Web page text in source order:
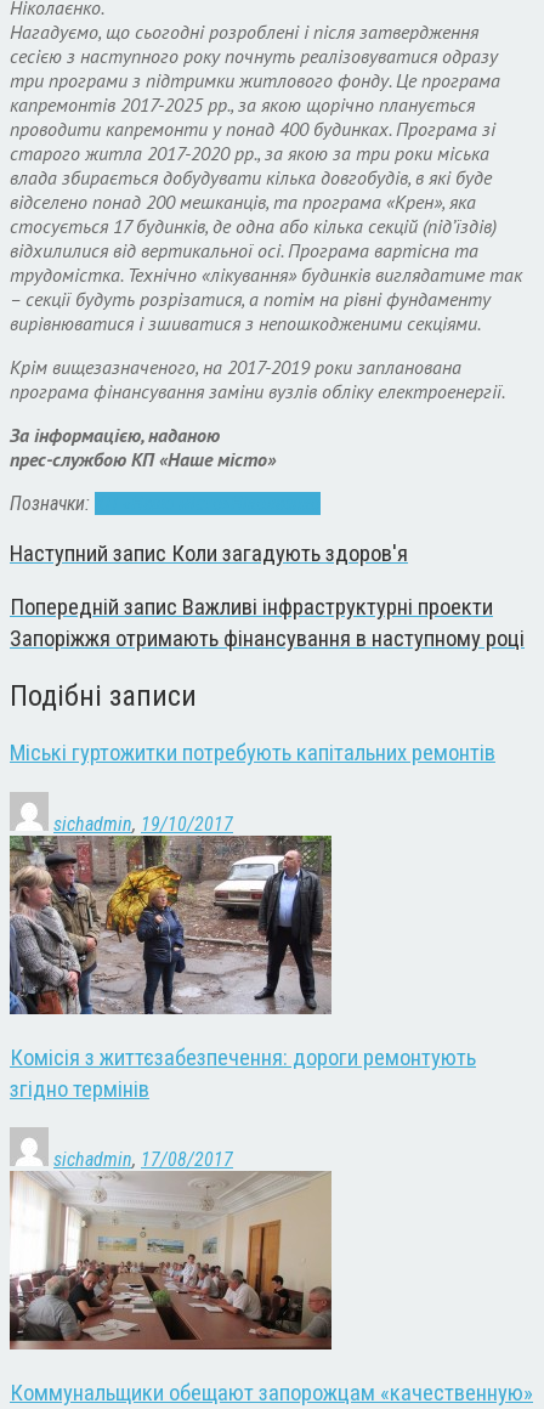
Ніколаєнко.
Нагадуємо, що сьогодні розроблені і після затвердження
сесією з наступного року почнуть реалізовуватися одразу
три програми з підтримки житлового фонду. Це програма
капремонтів 2017-2025 рр., за якою щорічно планується
проводити капремонти у понад 400 будинках. Програма зі
старого житла 2017-2020 рр., за якою за три роки міська
влада збирається добудувати кілька довгобудів, в які буде
відселено понад 200 мешканців, та програма «Крен», яка
стосується 17 будинків, де одна або кілька секцій (під’їздів)
відхилилися від вертикальної осі. Програма вартісна та
трудомістка. Технічно «лікування» будинків виглядатиме так
– секції будуть розрізатися, а потім на рівні фундаменту
вирівнюватися і зшиватися з непошкодженими секціями.
Крім вищезазначеного, на 2017-2019 роки запланована
програма фінансування заміни вузлів обліку електроенергії.
За інформацією, наданою
прес-службою КП «Наше місто»
Позначки:
Наступний запис Коли загадують здоров'я
Попередній запис Важливі інфраструктурні проекти
Запоріжжя отримають фінансування в наступному році
Подібні записи
Міські гуртожитки потребують капітальних ремонтів
sichadmin, 19/10/2017
Комісія з життєзабезпечення: дороги ремонтують
згідно термінів
sichadmin, 17/08/2017
Коммунальщики обещают запорожцам «качественную»